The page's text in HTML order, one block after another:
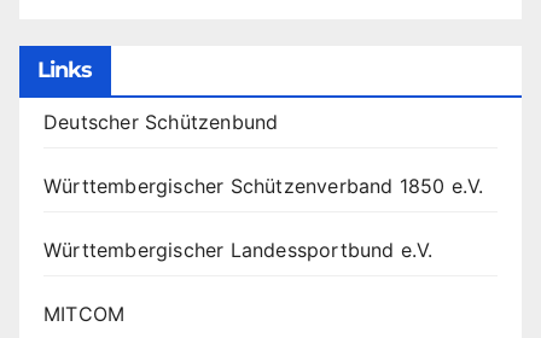
Links
Deutscher Schützenbund
Württembergischer Schützenverband 1850 e.V.
Württembergischer Landessportbund e.V.
MITCOM